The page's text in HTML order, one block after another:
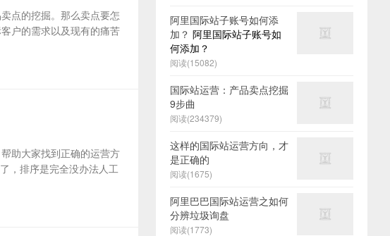
点的挖掘。那么卖点要怎
户的需求以及现有的痛苦
助大家找到正确的运营方
，排序是完全没办法人工
阿里国际站子账号如何添
加？ 阿里国际站子账号如
何添加？
阅读(15082)
国际站运营：产品卖点挖掘
9步曲
阅读(234379)
这样的国际站运营方向，才
是正确的
阅读(1675)
阿里巴巴国际站运营之如何
分辨垃圾询盘
阅读(1773)